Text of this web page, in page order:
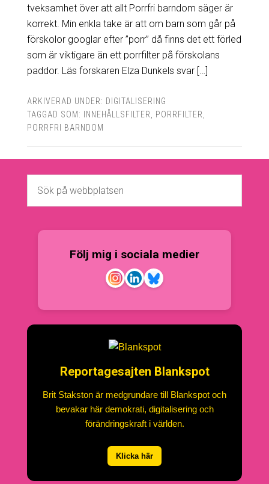
tveksamhet över att allt Porrfri barndom säger är
korrekt. Min enkla take är att om barn som går på
förskolor googlar efter ”porr” då finns det ett förled
som är viktigare än ett porrfilter på förskolans
paddor. Läs forskaren Elza Dunkels svar […]
ARKIVERAD UNDER: DIGITALISERING
TAGGAD SOM:
INNEHÅLLSFILTER PORRFILTER
PORRFRI BARNDOM
Följ mig i sociala medier
Reportagesajten Blankspot
Brit Stakston är medgrundare till Blankspot och
bevakar här demokrati, digitalisering och
förändringskraft i världen.
Klicka här